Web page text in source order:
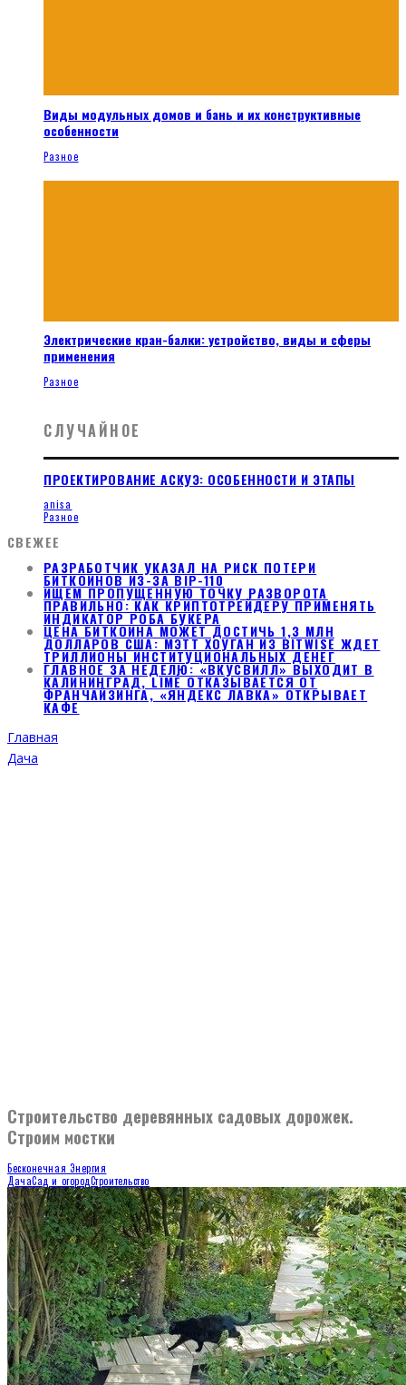
Виды модульных домов и бань и их конструктивные
особенности
Разное
Электрические кран-балки: устройство, виды и сферы
применения
Разное
СЛУЧАЙНОЕ
ПРОЕКТИРОВАНИЕ АСКУЭ: ОСОБЕННОСТИ И ЭТАПЫ
anisa
Разное
СВЕЖЕЕ
РАЗРАБОТЧИК УКАЗАЛ НА РИСК ПОТЕРИ
БИТКОИНОВ ИЗ-ЗА BIP-110
ИЩЕМ ПРОПУЩЕННУЮ ТОЧКУ РАЗВОРОТА
ПРАВИЛЬНО: КАК КРИПТОТРЕЙДЕРУ ПРИМЕНЯТЬ
ИНДИКАТОР РОБА БУКЕРА
ЦЕНА БИТКОИНА МОЖЕТ ДОСТИЧЬ 1,3 МЛН
ДОЛЛАРОВ США: МЭТТ ХОУГАН ИЗ BITWISE ЖДЕТ
ТРИЛЛИОНЫ ИНСТИТУЦИОНАЛЬНЫХ ДЕНЕГ
ГЛАВНОЕ ЗА НЕДЕЛЮ: «ВКУСВИЛЛ» ВЫХОДИТ В
КАЛИНИНГРАД, LIMÉ ОТКАЗЫВАЕТСЯ ОТ
ФРАНЧАЙЗИНГА, «ЯНДЕКС ЛАВКА» ОТКРЫВАЕТ
КАФЕ
Главная
Дача
Строительство деревянных садовых дорожек.
Строим мостки
Бесконечная Энергия
ДачаСад и огородСтроительство